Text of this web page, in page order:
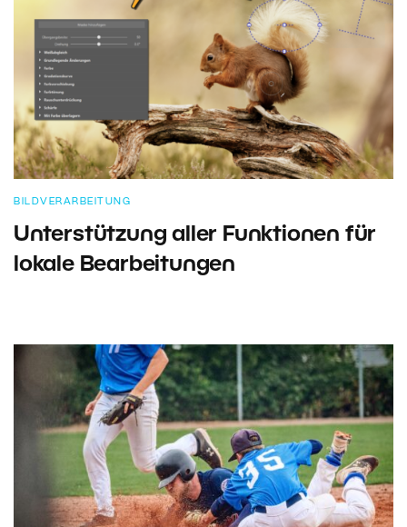
BILDVERARBEITUNG
Unterstützung aller Funktionen für
lokale Bearbeitungen